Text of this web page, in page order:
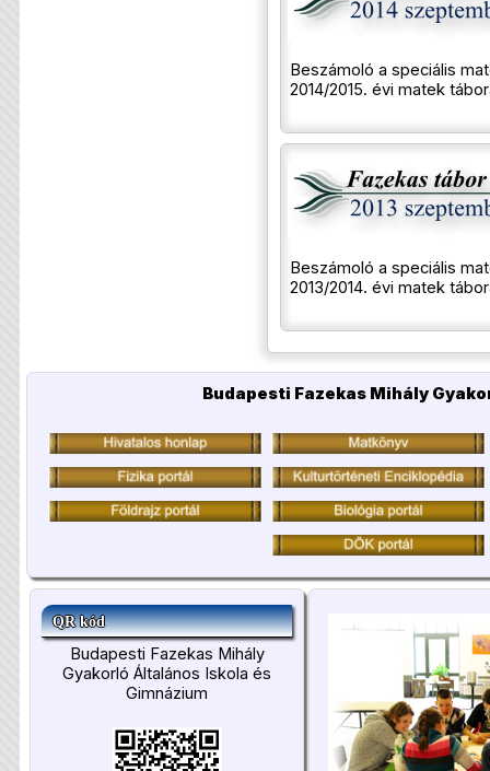
Beszámoló a speciális
2014/2015. évi matek
Beszámoló a speciális
2013/2014. évi matek
Budapesti Fazekas Mihály
QR kód
Budapesti Fazekas Mihály
Gyakorló Általános Iskola és
Gimnázium